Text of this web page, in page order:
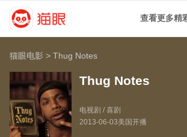
查看更多精
猫眼电影 >Thug Notes
Thug Notes
电视剧 / 喜剧
2013-06-03美国开播